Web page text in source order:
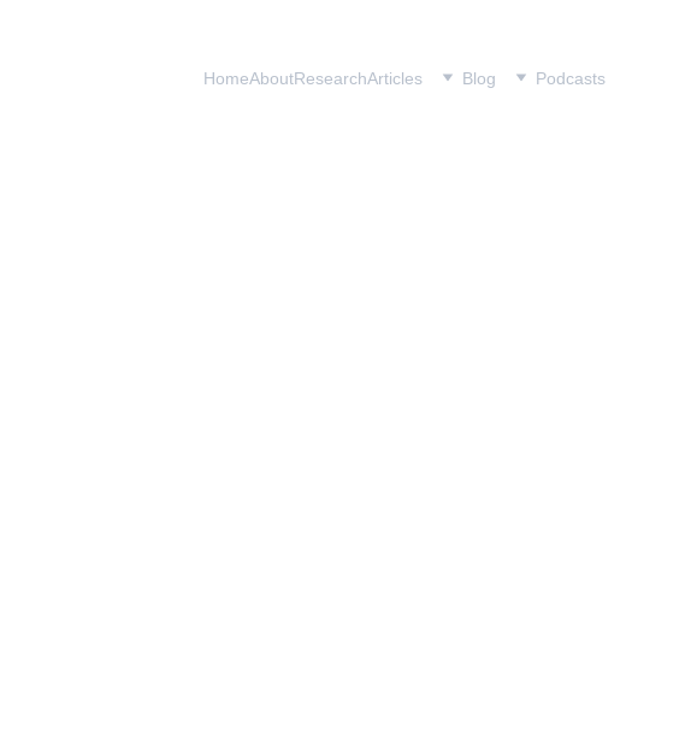
HomeAboutResearchArticles Blog Podcasts